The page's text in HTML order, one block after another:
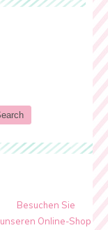
Besuchen Sie
unseren Online-Shop